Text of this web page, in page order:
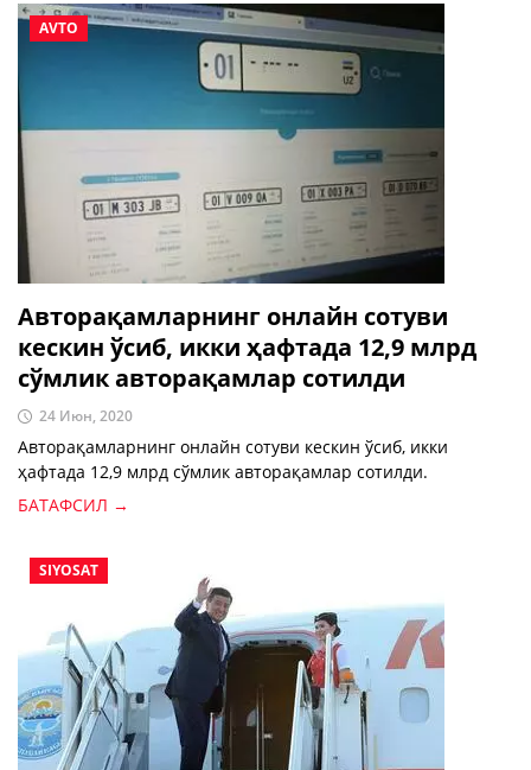
AVTO
Авторақамларнинг онлайн сотуви
кескин ўсиб, икки ҳафтада 12,9 млрд
сўмлик авторақамлар сотилди
24 Июн, 2020
Авторақамларнинг онлайн сотуви кескин ўсиб, икки
ҳафтада 12,9 млрд сўмлик авторақамлар сотилди.
БАТАФСИЛ →
SIYOSAT